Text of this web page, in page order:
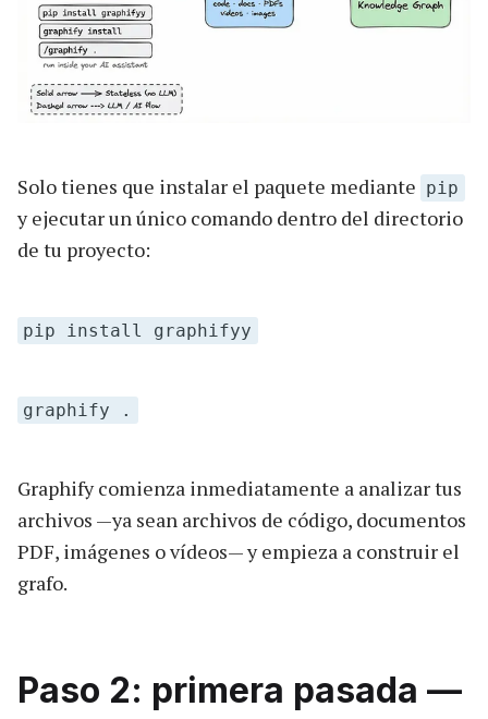
Solo tienes que instalar el paquete mediante pip
y ejecutar un único comando dentro del directorio
de tu proyecto:
pip install graphifyy
graphify .
Graphify comienza inmediatamente a analizar tus
archivos —ya sean archivos de código, documentos
PDF, imágenes o vídeos— y empieza a construir el
grafo.
Paso 2: primera pasada —